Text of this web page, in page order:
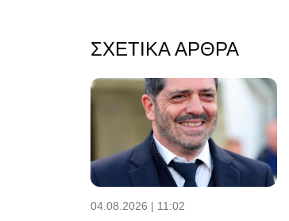
ΣΧΕΤΙΚΆ ΆΡΘΡΑ
04.08.2026 | 11:02